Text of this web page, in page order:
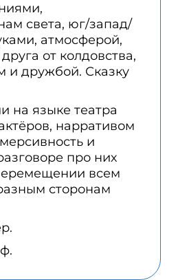
света, юг/запад/
атмосферой,
от колдовства,
и дружбой. Сказку
на языке театра
нарративом
и
про них
всем
сторонам